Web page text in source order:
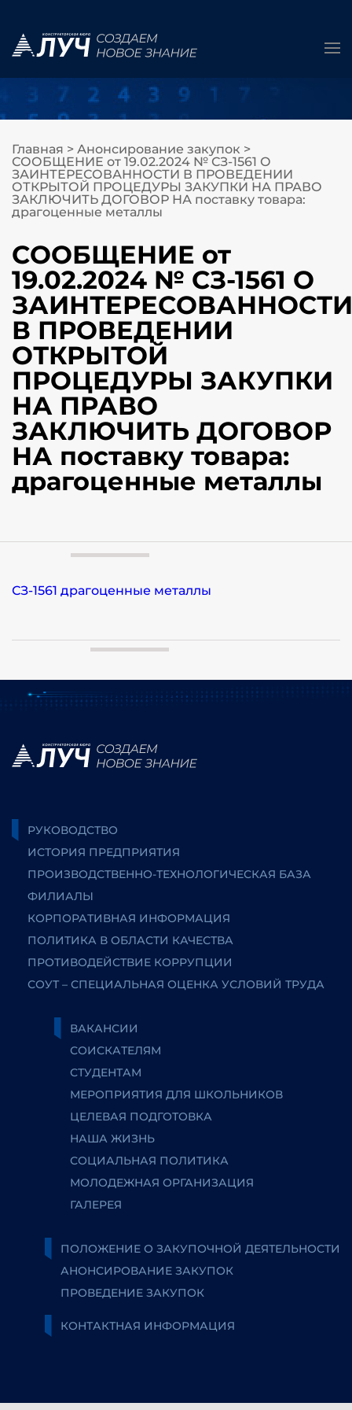
Главная > Анонсирование закупок >
СООБЩЕНИЕ от 19.02.2024 № СЗ-1561 О
ЗАИНТЕРЕСОВАННОСТИ В ПРОВЕДЕНИИ
ОТКРЫТОЙ ПРОЦЕДУРЫ ЗАКУПКИ НА ПРАВО
ЗАКЛЮЧИТЬ ДОГОВОР НА поставку товара:
драгоценные металлы
СООБЩЕНИЕ от
19.02.2024 № СЗ-1561 О
ЗАИНТЕРЕСОВАННОСТИ
В ПРОВЕДЕНИИ
ОТКРЫТОЙ
ПРОЦЕДУРЫ ЗАКУПКИ
НА ПРАВО
ЗАКЛЮЧИТЬ ДОГОВОР
НА поставку товара:
драгоценные металлы
СЗ-1561 драгоценные металлы
РУКОВОДСТВО
ИСТОРИЯ ПРЕДПРИЯТИЯ
ПРОИЗВОДСТВЕННО-ТЕХНОЛОГИЧЕСКАЯ БАЗА
ФИЛИАЛЫ
КОРПОРАТИВНАЯ ИНФОРМАЦИЯ
ПОЛИТИКА В ОБЛАСТИ КАЧЕСТВА
ПРОТИВОДЕЙСТВИЕ КОРРУПЦИИ
СОУТ – СПЕЦИАЛЬНАЯ ОЦЕНКА УСЛОВИЙ ТРУДА
ВАКАНСИИ
СОИСКАТЕЛЯМ
СТУДЕНТАМ
МЕРОПРИЯТИЯ ДЛЯ ШКОЛЬНИКОВ
ЦЕЛЕВАЯ ПОДГОТОВКА
НАША ЖИЗНЬ
СОЦИАЛЬНАЯ ПОЛИТИКА
МОЛОДЕЖНАЯ ОРГАНИЗАЦИЯ
ГАЛЕРЕЯ
ПОЛОЖЕНИЕ О ЗАКУПОЧНОЙ ДЕЯТЕЛЬНОСТИ
АНОНСИРОВАНИЕ ЗАКУПОК
ПРОВЕДЕНИЕ ЗАКУПОК
КОНТАКТНАЯ ИНФОРМАЦИЯ